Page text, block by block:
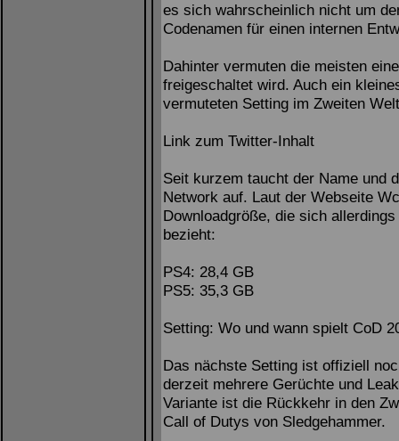
es sich wahrscheinlich nicht um
Codenamen für einen internen
Dahinter vermuten die meisten
freigeschaltet wird. Auch ein
vermuteten Setting im Zweiten
Link zum Twitter-Inhalt
Seit kurzem taucht der Name und
Network auf. Laut der Webseite
Downloadgröße, die sich
bezieht:
PS4: 28,4 GB
PS5: 35,3 GB
Setting: Wo und wann spielt CoD
Das nächste Setting ist offiziell
derzeit mehrere Gerüchte und
Variante ist die Rückkehr in den
Call of Dutys von Sledgehammer.